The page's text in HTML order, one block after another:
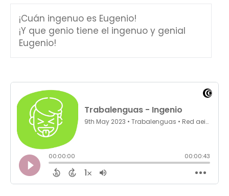
¡Cuán ingenuo es Eugenio!
¡Y que genio tiene el ingenuo y genial
Eugenio!